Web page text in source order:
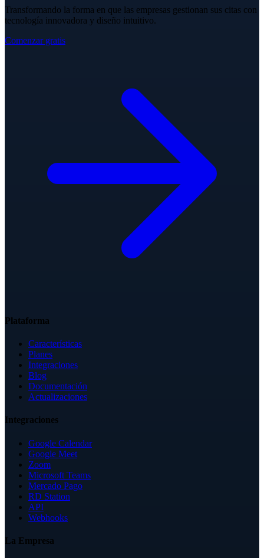
Transformando la forma en que las empresas gestionan sus citas con
tecnología innovadora y diseño intuitivo.
Comenzar gratis
Plataforma
Características
Planes
Integraciones
Blog
Documentación
Actualizaciones
Integraciones
Google Calendar
Google Meet
Zoom
Microsoft Teams
Mercado Pago
RD Station
API
Webhooks
La Empresa